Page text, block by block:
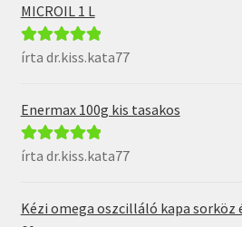
MICROIL 1 L
Értékelés:5 /
írta dr.kiss.kata77
Enermax 100g kis tasakos
Értékelés:5 /
írta dr.kiss.kata77
Kézi omega oszcilláló kapa sorköz